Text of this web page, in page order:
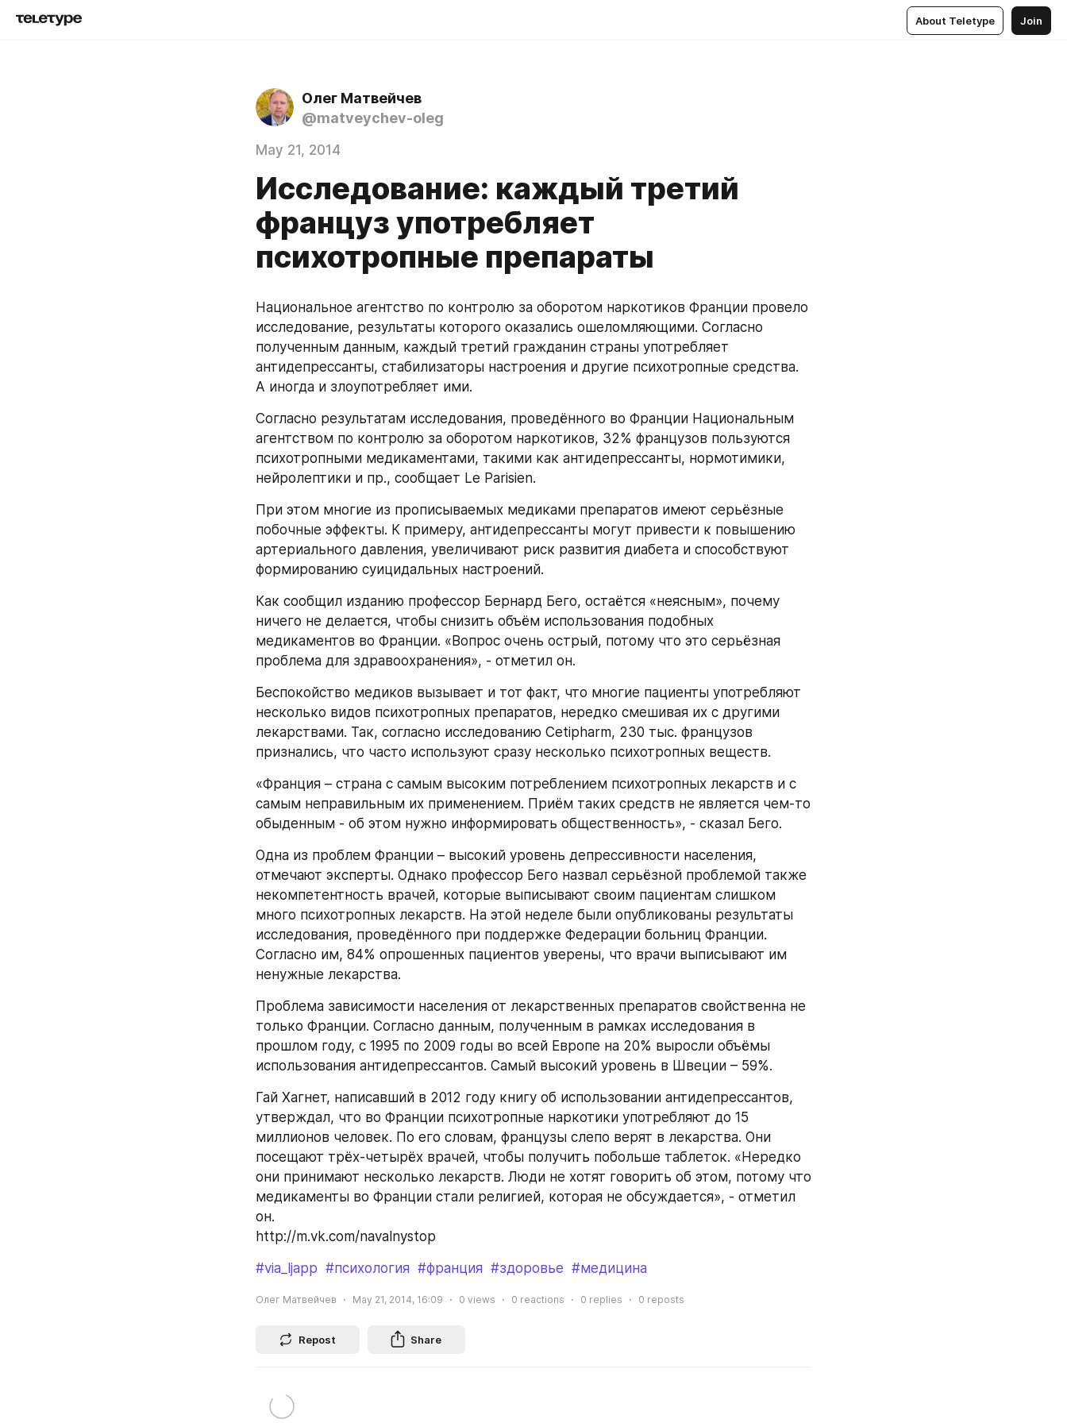
About Teletype Join
Олег Матвейчев
@matveychev-oleg
May 21, 2014
Исследование: каждый третий
француз употребляет
психотропные препараты
Национальное агентство по контролю за оборотом наркотиков Франции провело
исследование, результаты которого оказались ошеломляющими. Согласно
полученным данным, каждый третий гражданин страны употребляет
антидепрессанты, стабилизаторы настроения и другие психотропные средства.
А иногда и злоупотребляет ими.
Согласно результатам исследования, проведённого во Франции Национальным
агентством по контролю за оборотом наркотиков, 32% французов пользуются
психотропными медикаментами, такими как антидепрессанты, нормотимики,
нейролептики и пр., сообщает Le Parisien.
При этом многие из прописываемых медиками препаратов имеют серьёзные
побочные эффекты. К примеру, антидепрессанты могут привести к повышению
артериального давления, увеличивают риск развития диабета и способствуют
формированию суицидальных настроений.
Как сообщил изданию профессор Бернард Бего, остаётся «неясным», почему
ничего не делается, чтобы снизить объём использования подобных
медикаментов во Франции. «Вопрос очень острый, потому что это серьёзная
проблема для здравоохранения», - отметил он.
Беспокойство медиков вызывает и тот факт, что многие пациенты употребляют
несколько видов психотропных препаратов, нередко смешивая их с другими
лекарствами. Так, согласно исследованию Cetipharm, 230 тыс. французов
признались, что часто используют сразу несколько психотропных веществ.
«Франция – страна с самым высоким потреблением психотропных лекарств и с
самым неправильным их применением. Приём таких средств не является чем-то
обыденным - об этом нужно информировать общественность», - сказал Бего.
Одна из проблем Франции – высокий уровень депрессивности населения,
отмечают эксперты. Однако профессор Бего назвал серьёзной проблемой также
некомпетентность врачей, которые выписывают своим пациентам слишком
много психотропных лекарств. На этой неделе были опубликованы результаты
исследования, проведённого при поддержке Федерации больниц Франции.
Согласно им, 84% опрошенных пациентов уверены, что врачи выписывают им
ненужные лекарства.
Проблема зависимости населения от лекарственных препаратов свойственна не
только Франции. Согласно данным, полученным в рамках исследования в
прошлом году, с 1995 по 2009 годы во всей Европе на 20% выросли объёмы
использования антидепрессантов. Самый высокий уровень в Швеции – 59%.
Гай Хагнет, написавший в 2012 году книгу об использовании антидепрессантов,
утверждал, что во Франции психотропные наркотики употребляют до 15
миллионов человек. По его словам, французы слепо верят в лекарства. Они
посещают трёх-четырёх врачей, чтобы получить побольше таблеток. «Нередко
они принимают несколько лекарств. Люди не хотят говорить об этом, потому что
медикаменты во Франции стали религией, которая не обсуждается», - отметил
он.
http://m.vk.com/navalnystop
#via_ljapp #психология #франция #здоровье #медицина
Олег Матвейчев May 21, 2014, 16:09 0 views 0 reactions 0 replies 0 reposts
Repost Share